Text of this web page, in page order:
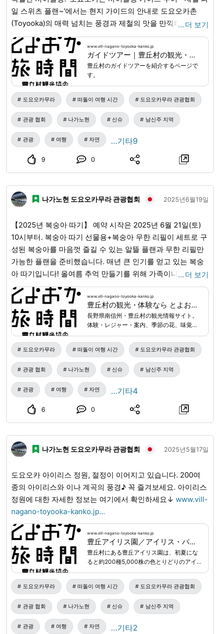
이기 편한 신발 ※투어 전후로 도요오카무라 관광협회 내의 탈
의실이나 사물함을 이용하실 수 있습니다. ※별도 요금이 부과
되지만 도요오카무라 관광협회 시설 내의 샤워도 이용 가능합
니다. (300엔) ■ 문의・신청에 대해 전화 또는 홈페이지 문의
양식에서 신청해 주십시오. 전화번호: 도요오카 여행 시간
0265-49-3395 (9:00~18:00) 홈페이지:
www.vill-nagano-
toyooka-kanko.jp
6시까지는 무료 취소가 가능합니다. 상기 이후에는 취소료가
100% 발생합니다.
니다. ■ 코스 내용・일정 ① 도요오카 타비지칸(とよおか旅
時間) 집합 9:30 (정산) ② 노다이라 캠프장(野田平キャンプ
場)까지 이동 9:30~10:10경 ※ 자가용으로 이동해 주시기 바랍
니다. ③ 노다이라 캠프장(野田平キャンプ場) 도착 10:10경
④ 포트홀 부근까지 도보로 이동 10:15경~10:45경 ⑤ 포트
홀까지 계곡 트레킹 & 물놀이 10:45경~12:15경 ⑥ 노다이라
캠프장(野田平キャンプ場)으로 돌아와 현지 해산 12:45경 ■
플랜에 대해 【노다이라 캠프장(野田平キャンプ場)에 대해】
도요오카무라(豊丘村) 중심부에서 차로 약 40분 정도. 인적이
드물고, 나무의 푸르름과 시냇물 소리를 즐기면서 여유로운
시간을 보낼 수 있습니다. 캠프장까지는 자가용으로 이동해
주시기 바랍니다. 【포트홀 「다이묘진후치(大明神淵)
경 7미터나 되는 일본 최대급의 거대한 포트홀이 있습니다. 포
트홀이란, 흐르는 물의 힘으로 강바닥의 돌이 흐름과 함께 회
전하면서, 긴 세월에 걸쳐 하상의 암반을 파고들어 형성된 것
입니다. 【다른 액티비티와의 조합도 가능】 「파에리아 만들
합하는 것도 가능합니다. 자세한 내용은 문의해 주십시오.
【복장, 소지품】 ● 속건성이 있는 복장 (피부 노출이 적은 것
이 좋습니다) 예: 래시가드 ● 갈아입을 옷 ● 젖어도 되는 신
발 (벗겨지기 어려운 것이 좋습니다) 예: 마린 슈즈 ※ 투어 전
후로, 도요오카무라 관광협회(豊丘村観光協会) 시설 내의 탈
의실이나 사물함을 이용하실 수 있습니다. ※ 별도 요금이 부과
되지만, 노다이라 캠프장(野田平キャンプ場)의 샤워도 이용
가능합니다. (500엔) ※ 별도 요금이 부과되지만, 도요오카무
라 관광협회(豊丘村観光協会) 시설 내의 샤워도 이용 가능합
니다. (300엔) ■ 문의・신청 안내 전화 또는 도요오카 타비지
칸(とよおか旅時間) HP의 문의 양식에서 신청해 주십시오. 전
화번호: 도요오카 타비지칸(とよおか旅時間) 0265-49-3395
(9:00~18:00) 홈페이지: www.vill-nagano-toyooka-
kanko.jp
일 스위츠 플랜~'에서는 현지 가이드의 안내로 도요오카촌
(Toyooka)의 매력 넘치는 풍경과 제철의 맛을 만끽하실 수 있
습니다. 여름 한정 과일은 **'복숭아'**! 과수원이 펼쳐진 길을
자전거로 달린 후에는 복숭아를 듬뿍 사용한 특제 스위츠로
휴식을 취하세요. 싱그럽고 달콤한 복숭아 향이 가득한 디저
트는 이곳에서만 맛볼 수 있는 최고의 맛입니다. [투어 정보]
■집합 시간 12시 50분 ■소요 시간 약 2시간 30분 ■주행 거
리 10km 미만. E-BIKE(전동 어시스트 자전거)로 주행합니다.
(어린이용 전동 어시스트 자전거는 없습니다.) 자전거를 타지
못하는 어린이는 캐리어카를 이용할 수 있습니다(체중 제한
등 있음). ■인원 2명~5명 ※1명, 5명 이상 참가도 상담 바랍니
다. ■요금 3세 이상: 5,000엔/1명 0~2세: 무료(과일과 스위츠
는 어른과 함께 나눠 드세요) ※위 요금은 과일이 '복숭아'인 경
간: 9:00~18:00) 도요오카 타비지칸(Toyooka Tabijikan) 홈
페이지에서도 자세한 내용을 보실 수 있습니다.
… 더 보기
www.vill-nagano-toyooka-kanko.jp
ガイドツアー｜豊丘村の観光・体験なら とよおか旅時間｜南信州の自然・食・文化を楽しむ旅
豊丘村のガイドツアーを紹介するページで
す。
도요오카무라 떠돌이 여행 시간 도요오카무라 관광협회
관광 협회 나가노현 신슈 남신주 지역
관광 여행 자연 …기타9
9 0
나가노현 도요오카무라 관광협회 2025년6월19일
【2025년 복숭아 따기】 예약 시작은 2025년 6월 21일(토)
10시부터. 복숭아 따기 선물용+복숭아 무한 리필이 세트로 구
성된 복숭아를 마음껏 즐길 수 있는 알뜰 플랜과 무한 리필만
가능한 플랜을 준비했습니다. 매년 큰 인기를 얻고 있는 복숭
아 따기입니다! 올여름 추억 만들기를 위해 가족이나 친구와
함께 방문해 주세요. 기간 내에는 완전 예약제로 운영됩니다.
체험일 3일 전까지 예약해 주세요. 【복숭아 따기 상세 정
보】 ■기간 2025년 7월 5일(토) ~ 8월 8일(금) ※날씨 및 복숭
아 생육 상황에 따라 일정이 변경될 수 있습니다. ■접수 시간
1일 12회(오전 6회/오후 6회) 9:00 / 9:30 / 10:00 / 10:30 /
11:00 / 11:30 12:00 / 12:30 / 13:00 / 13:30 / 14:00 / 14:30
＝주의사항＝ 14:30 이후의 예약, 안내는 원칙적으로 접수할
수 없습니다. 시간에 여유를 갖고 예약해 주세요. 예약하신 시
간에 늦지 않도록 접수 장소(도요오카 타비지칸(Toyooka
Tabijikan))까지 와주세요. 예약 시간에 늦을 경우, 안내해 드
릴 수 없는 경우가 있으니 주의해 주세요. ■플랜(세금 포함)
예약해 주세요. (스탠딩) 20분간 무한 리필 1,500엔 ※복숭아
따기에는, 농원 입장료와 체험료가 포함되어 있습니다. ※무한
실 수 없습니다. ※상기 모든 플랜은 4세 이상 일률 요금입니
다. 3세 이하는 딸 수 없지만, 무한 리필은 무료로 이용하실 수
있습니다. ■당일 일정(소요 시간: 약 1시간) 【복숭아 따기
+무한 리필 세트 플랜】※예약 필수 ①접수・결제 (도요오카
타비지칸(Toyooka Tabijikan)) ↓ ②따기 체험 (복숭아 농원
으로 이동) ※각자 자가용으로 이동 ↓ ③무한 리필(스탠딩)
20분간 (미치노에키(Michi-no-eki) 도요오카 마르쉐
(Toyooka Marche) 무한 리필 전용 공간) ＝주의사항＝ ◎이
동은 모두 자가용으로 합니다. 접수처에서 복숭아 농원 지도
를 드립니다. ◎혼잡 상황에 따라 ②와 ③의 순서가 바뀔 수
있습니다. ◎접수 후 바로 농원 또는 무한 리필을 진행합니다.
(※접수 후 다른 관광지 등으로의 이동은 삼가 주세요) ◎날씨
및 농원 상황에 따라 따기를 하지 않고, 선물 대응(농원에서 사
… 더 보기
www.vill-nagano-toyooka-kanko.jp
豊丘村の観光・体験なら とよおか旅時間｜南信州の自然・食・文化を楽しむ旅
長野県南信州・豊丘村の観光情報サイト。
体験・レジャー・案内、季節の花、味覚狩
り、飲食、お土産、宿泊、イベント情報な
ど、豊丘村の旅に役立つ情報を紹介しま
す。
도요오카무라 떠돌이 여행 시간 도요오카무라 관광협회
관광 협회 나가노현 신슈 남신주 지역
관광 여행 자연 …기타4
6 0
나가노현 도요오카무라 관광협회 2025년5월17일
도요오카 아이리스 정원, 절정이 이어지고 있습니다. 200여
종의 아이리스와 이나 계곡의 풍경♪ 꼭 즐겨보세요. 아이리스
정원에 대한 자세한 정보는 여기에서 확인하세요↓www.vill-
nagano-toyooka-kanko.jp...
www.vill-nagano-toyooka-kanko.jp
豊丘アイリス園／アイリス・バラ｜観光スポット・花｜豊丘村の観光・体験なら とよおか旅時間｜南信州の自然・食・文化を楽しむ旅
豊丘村にある豊丘アイリス園は、初夏にな
ると約200種5,000株の色とりどりのアイ
リスが咲きそろい、園内を鮮やかな彩りで
満たす花の名所です。紫・黄・白など多彩
な花が風に揺れる景色は華やかで、写真撮
影にも人気です。 5月下旬からはバラも見
頃を...
도요오카무라 떠돌이 여행 시간 도요오카무라 관광협회
관광 협회 나가노현 신슈 남신주 지역
관광 여행 자연 …기타2